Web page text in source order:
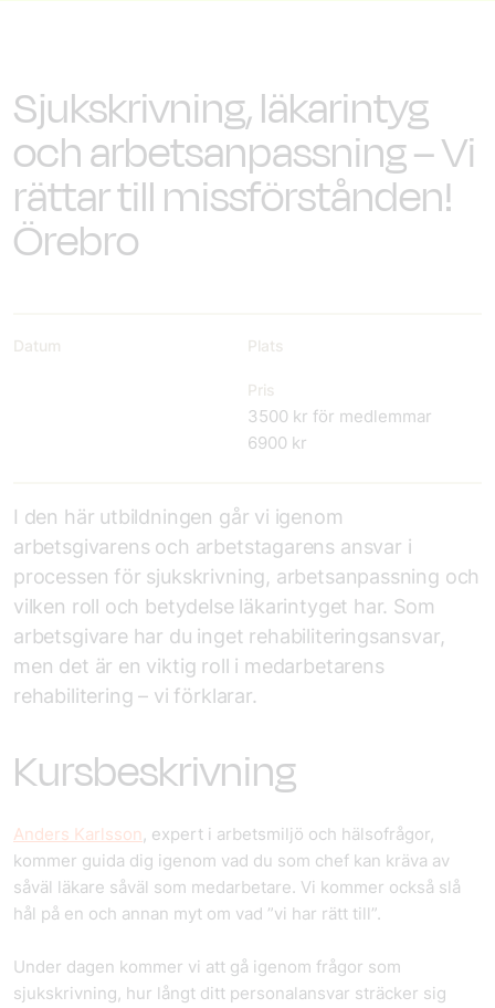
Sjukskrivning, läkarintyg
och arbetsanpassning – Vi
rättar till missförstånden!
Örebro
Datum Plats
Pris
3500 kr för medlemmar
6900 kr
I den här utbildningen går vi igenom
arbetsgivarens och arbetstagarens ansvar i
processen för sjukskrivning, arbetsanpassning och
vilken roll och betydelse läkarintyget har. Som
arbetsgivare har du inget rehabiliteringsansvar,
men det är en viktig roll i medarbetarens
rehabilitering – vi förklarar.
Kursbeskrivning
Anders Karlsson, expert i arbetsmiljö och hälsofrågor,
kommer guida dig igenom vad du som chef kan kräva av
såväl läkare såväl som medarbetare. Vi kommer också slå
hål på en och annan myt om vad ”vi har rätt till”.
Under dagen kommer vi att gå igenom frågor som
sjukskrivning, hur långt ditt personalansvar sträcker sig